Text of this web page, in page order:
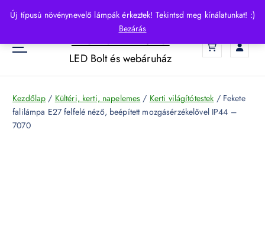
Új típusú növénynevelő lámpák érkeztek! Tekintsd meg kínálatunkat! :)
Bezárás
p
o
HelloLED.hu
LED Bolt és webáruház
Kezdőlap / Kültéri, kerti, napelemes / Kerti világítótestek / Fekete
falilámpa E27 felfelé néző, beépített mozgásérzékelővel IP44 –
7070